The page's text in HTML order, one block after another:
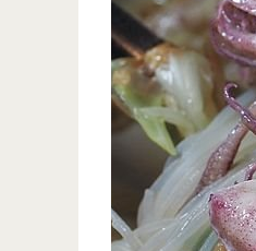
（邀
約）
食-
喫
餅
內